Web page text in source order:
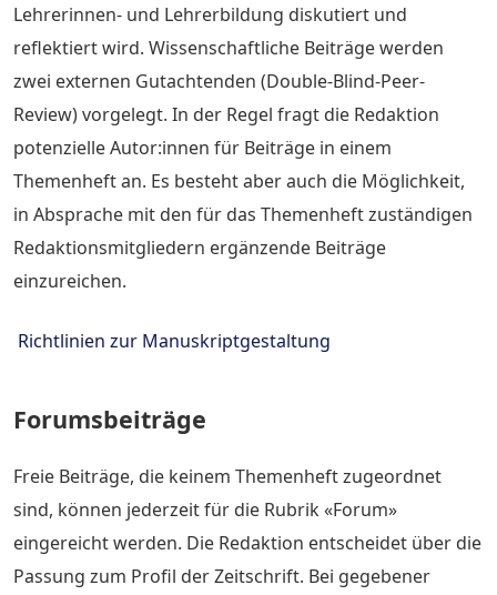
Lehrerinnen- und Lehrerbildung diskutiert und
reflektiert wird. Wissenschaftliche Beiträge werden
zwei externen Gutachtenden (Double-Blind-Peer-
Review) vorgelegt. In der Regel fragt die Redaktion
potenzielle Autor:innen für Beiträge in einem
Themenheft an. Es besteht aber auch die Möglichkeit,
in Absprache mit den für das Themenheft zuständigen
Redaktionsmitgliedern ergänzende Beiträge
einzureichen.
Richtlinien zur Manuskriptgestaltung
Forumsbeiträge
Freie Beiträge, die keinem Themenheft zugeordnet
sind, können jederzeit für die Rubrik «Forum»
eingereicht werden. Die Redaktion entscheidet über die
Passung zum Profil der Zeitschrift. Bei gegebener